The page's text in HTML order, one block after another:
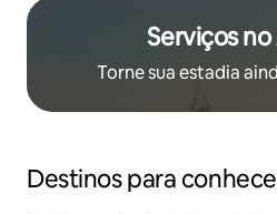
Serviços
Torne sua estadia
Destinos para